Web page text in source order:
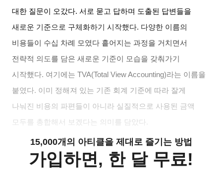
대한 질문이 오갔다.서로 묻고 답하며 도출된 답변들을
새로운 기준으로 구체화하기 시작했다. 다양한 이름의
비용들이 수십 차례 모였다 흩어지는 과정을 거치면서
전략적 의도를 담은 새로운 기준이 모습을 갖춰가기
시작했다. 여기에는 TVA(Total View Accounting)라는 이름을
붙였다. 이미 정해져 있는 기존 회계 기준에 따라 잘게
나눠진 비용의 파편들이 아니라 실질적으로 사용된 금액
모두를 총합해서 보겠다는 의미를 담았다
15,000개의 아티클을 제대로 즐기는 방법
가입하면, 한 달 무료!